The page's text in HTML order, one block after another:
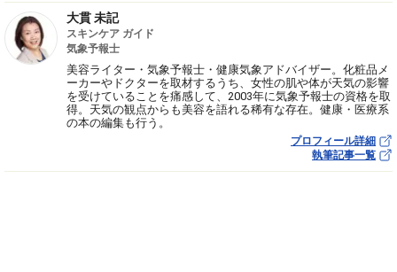
大貫 未記
スキンケア ガイド
気象予報士
美容ライター・気象予報士・健康気象アドバイザー。化粧品メ
ーカーやドクターを取材するうち、女性の肌や体が天気の影響
を受けていることを痛感して、2003年に気象予報士の資格を取
得。天気の観点からも美容を語れる稀有な存在。健康・医療系
の本の編集も行う。
プロフィール詳細
執筆記事一覧